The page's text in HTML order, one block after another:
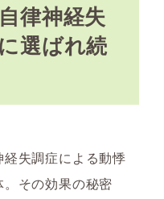
律神経失
選ばれ続
失調症による動悸
その効果の秘密